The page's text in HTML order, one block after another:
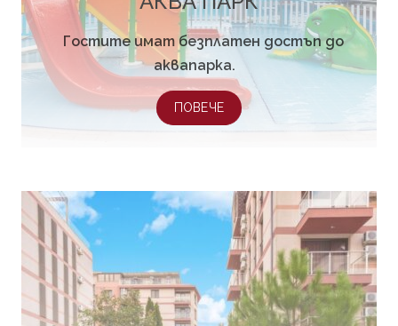
Гостите имат безплатен достъп до
аквапарка.
ПОВЕЧЕ